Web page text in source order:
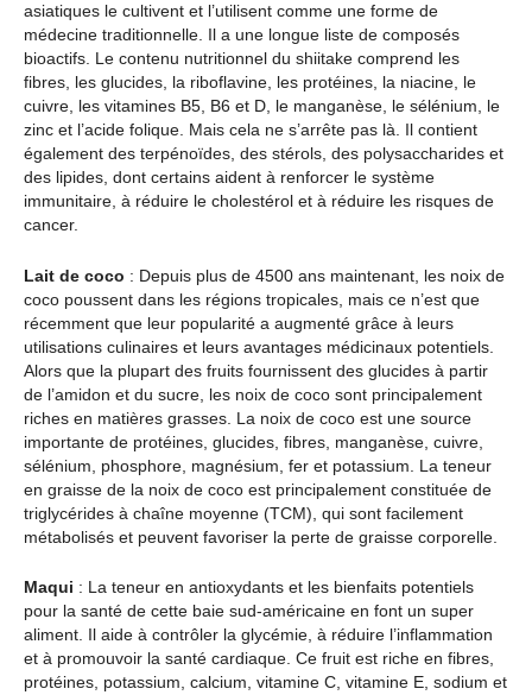
asiatiques le cultivent et l’utilisent comme une forme de
médecine traditionnelle. Il a une longue liste de composés
bioactifs. Le contenu nutritionnel du shiitake comprend les
fibres, les glucides, la riboflavine, les protéines, la niacine, le
cuivre, les vitamines B5, B6 et D, le manganèse, le sélénium, le
zinc et l’acide folique. Mais cela ne s’arrête pas là. Il contient
également des terpénoïdes, des stérols, des polysaccharides et
des lipides, dont certains aident à renforcer le système
immunitaire, à réduire le cholestérol et à réduire les risques de
cancer.
Lait de coco : Depuis plus de 4500 ans maintenant, les noix de
coco poussent dans les régions tropicales, mais ce n’est que
récemment que leur popularité a augmenté grâce à leurs
utilisations culinaires et leurs avantages médicinaux potentiels.
Alors que la plupart des fruits fournissent des glucides à partir
de l’amidon et du sucre, les noix de coco sont principalement
riches en matières grasses. La noix de coco est une source
importante de protéines, glucides, fibres, manganèse, cuivre,
sélénium, phosphore, magnésium, fer et potassium. La teneur
en graisse de la noix de coco est principalement constituée de
triglycérides à chaîne moyenne (TCM), qui sont facilement
métabolisés et peuvent favoriser la perte de graisse corporelle.
Maqui : La teneur en antioxydants et les bienfaits potentiels
pour la santé de cette baie sud-américaine en font un super
aliment. Il aide à contrôler la glycémie, à réduire l’inflammation
et à promouvoir la santé cardiaque. Ce fruit est riche en fibres,
protéines, potassium, calcium, vitamine C, vitamine E, sodium et